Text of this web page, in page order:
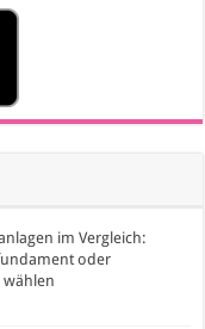
im Vergleich:
oder